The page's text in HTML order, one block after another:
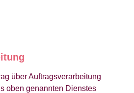
über Auftragsverarbeitung
oben genannten Dienstes